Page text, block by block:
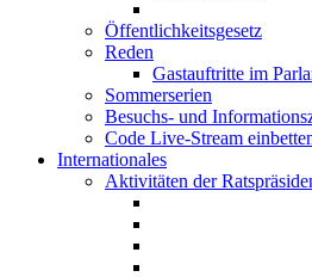
Öffentlichkeitsgesetz
Reden
Gastauftritte im
Sommerserien
Besuchs- und
Code Live-Stream
Internationales
Aktivitäten der